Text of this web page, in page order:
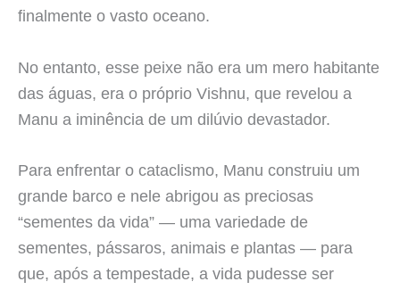
finalmente o vasto oceano.
No entanto, esse peixe não era um mero habitante
das águas, era o próprio Vishnu, que revelou a
Manu a iminência de um dilúvio devastador.
Para enfrentar o cataclismo, Manu construiu um
grande barco e nele abrigou as preciosas
“sementes da vida” — uma variedade de
sementes, pássaros, animais e plantas — para
que, após a tempestade, a vida pudesse ser